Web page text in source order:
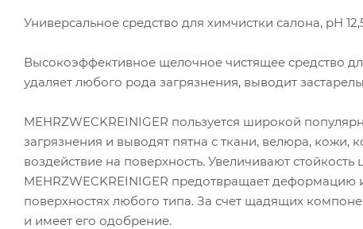
Универсальное средство для химчистки салона, pH
Высокоэффективное щелочное чистящее средство
удаляет любого рода загрязнения, выводит
MEHRZWECKREINIGER пользуется широкой
загрязнения и выводят пятна с ткани, велюра,
воздействие на поверхность. Увеличивают
MEHRZWECKREINIGER предотвращает деформацию
поверхностях любого типа. За счет щадящих
и имеет его одобрение.